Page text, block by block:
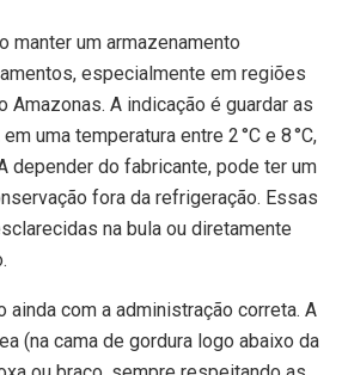
manter um armazenamento
especialmente em regiões
Amazonas. A indicação é guardar as
uma temperatura entre 2 °C e 8 °C,
depender do fabricante, pode ter um
fora da refrigeração. Essas
na bula ou diretamente
ainda com a administração correta. A
(na cama de gordura logo abaixo da